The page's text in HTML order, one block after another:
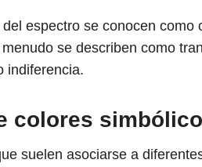
espectro se conocen
se describen como
indiferencia.
colores
suelen asociarse a